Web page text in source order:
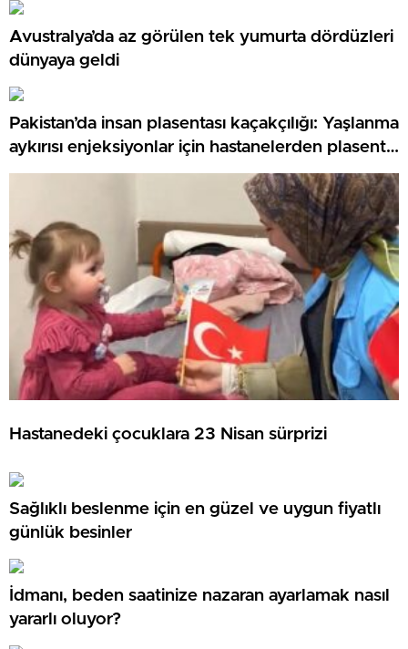
Avustralya’da az görülen tek yumurta dördüzleri
dünyaya geldi
Pakistan’da insan plasentası kaçakçılığı: Yaşlanma
aykırısı enjeksiyonlar için hastanelerden plasenta
çalan şebekeye soruşturma
Hastanedeki çocuklara 23 Nisan sürprizi
Sağlıklı beslenme için en güzel ve uygun fiyatlı
günlük besinler
İdmanı, beden saatinize nazaran ayarlamak nasıl
yararlı oluyor?